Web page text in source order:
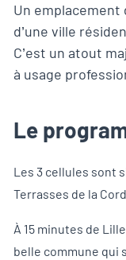
Un emplacement
d’une ville
C’est un atout
à usage
Le
Les 3 cellules sont
Terrasses de la
À 15 minutes de
belle commune qui